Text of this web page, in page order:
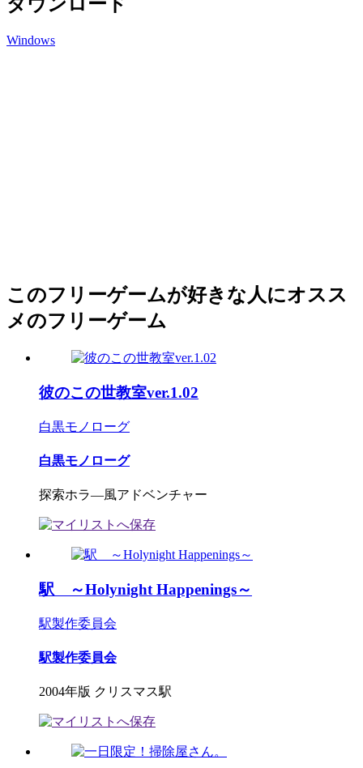
Windows
このフリーゲームが好きな人にオスス
メのフリーゲーム
彼のこの世教室ver.1.02
白黒モノローグ
白黒モノローグ
探索ホラ―風アドベンチャー
駅 ～Holynight Happenings～
駅製作委員会
駅製作委員会
2004年版 クリスマス駅